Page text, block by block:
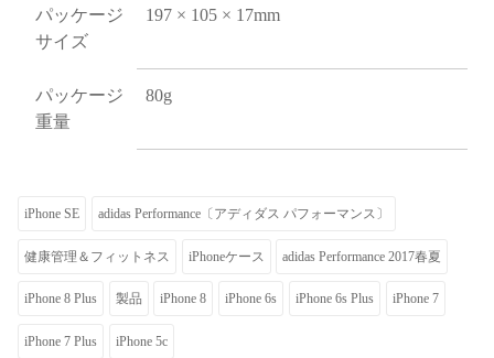
パッケージ
サイズ
197 × 105 × 17mm
パッケージ
重量
80g
iPhone SE adidas Performance〔アディダス パフォーマンス〕
健康管理＆フィットネス iPhoneケース adidas Performance 2017春夏
iPhone 8 Plus 製品 iPhone 8 iPhone 6s iPhone 6s Plus iPhone 7
iPhone 7 Plus iPhone 5c